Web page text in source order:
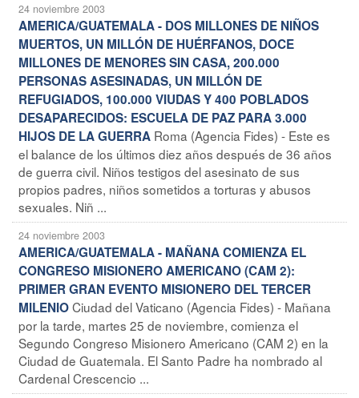
24 noviembre 2003
AMERICA/GUATEMALA - DOS MILLONES DE NIÑOS
MUERTOS, UN MILLÓN DE HUÉRFANOS, DOCE
MILLONES DE MENORES SIN CASA, 200.000
PERSONAS ASESINADAS, UN MILLÓN DE
REFUGIADOS, 100.000 VIUDAS Y 400 POBLADOS
DESAPARECIDOS: ESCUELA DE PAZ PARA 3.000
HIJOS DE LA GUERRA Roma (Agencia Fides) - Este es
el balance de los últimos diez años después de 36 años
de guerra civil. Niños testigos del asesinato de sus
propios padres, niños sometidos a torturas y abusos
sexuales. Niñ ...
24 noviembre 2003
AMERICA/GUATEMALA - MAÑANA COMIENZA EL
CONGRESO MISIONERO AMERICANO (CAM 2):
PRIMER GRAN EVENTO MISIONERO DEL TERCER
MILENIOCiudad del Vaticano (Agencia Fides) - Mañana
por la tarde, martes 25 de noviembre, comienza el
Segundo Congreso Misionero Americano (CAM 2) en la
Ciudad de Guatemala. El Santo Padre ha nombrado al
Cardenal Crescencio ...